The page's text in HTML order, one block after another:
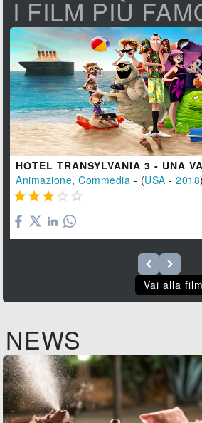
I FILM PIÙ
Animazione,Commedia - (USA -2018
    
Vai alla
NEWS